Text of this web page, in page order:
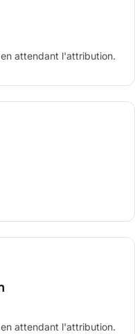
attendant l'attribution.
attendant l'attribution.